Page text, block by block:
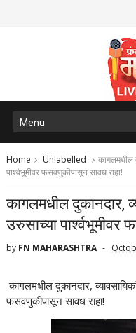
Home Unlabelled
कागलमधील
पार्श्वभूमीवर फसवणुकीपासून सावध राहा!
कागलमधील दुकानदार,
उरुसाच्या पार्श्वभूमीवर
by FN MAHARASHTRA
कागलमधील दुकानदार,
फसवणुकीपासून सावध राहा!